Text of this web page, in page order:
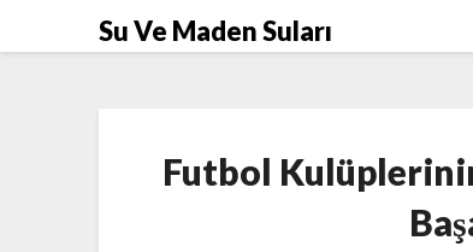
Su Ve Maden Suları
Futbol